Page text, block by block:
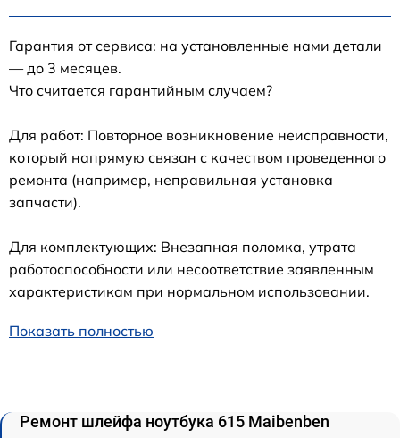
Гарантия от сервиса: на установленные нами детали
— до 3 месяцев.
Что считается гарантийным случаем?
Для работ: Повторное возникновение неисправности,
который напрямую связан с качеством проведенного
ремонта (например, неправильная установка
запчасти).
Для комплектующих: Внезапная поломка, утрата
работоспособности или несоответствие заявленным
характеристикам при нормальном использовании.
Показать полностью
Ремонт шлейфа ноутбука 615 Maibenben